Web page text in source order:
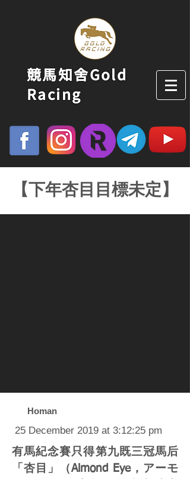
競馬知舍Gold
Racing
【下年杏目目標未定】
Homan
25 December 2019 at 3:12:25 pm
有馬紀念賽只得第九既三冠馬后
「杏目」（Almond Eye，アーモ